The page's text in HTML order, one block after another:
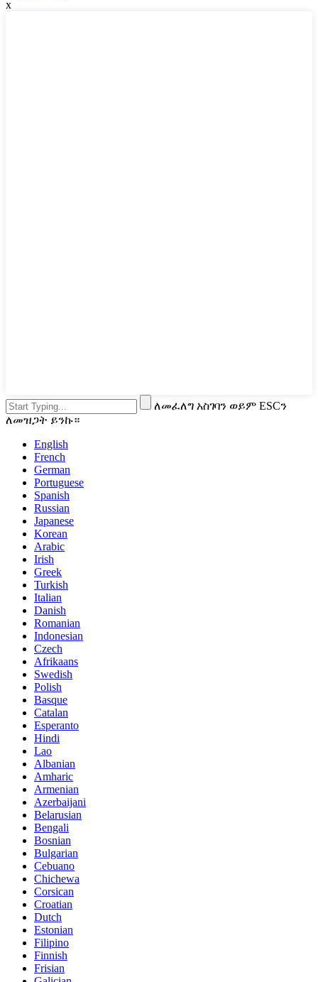
x
ለመፈለግ አስገባን ወይም ESCን
ለመዝጋት ይንኩ።
English
French
German
Portuguese
Spanish
Russian
Japanese
Korean
Arabic
Irish
Greek
Turkish
Italian
Danish
Romanian
Indonesian
Czech
Afrikaans
Swedish
Polish
Basque
Catalan
Esperanto
Hindi
Lao
Albanian
Amharic
Armenian
Azerbaijani
Belarusian
Bengali
Bosnian
Bulgarian
Cebuano
Chichewa
Corsican
Croatian
Dutch
Estonian
Filipino
Finnish
Frisian